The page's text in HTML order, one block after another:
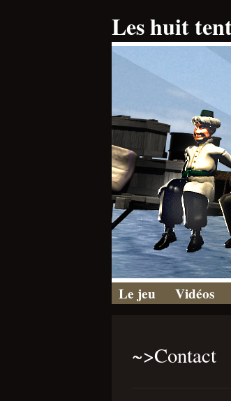
Les huit
Le jeu Vidéos
~>Contact